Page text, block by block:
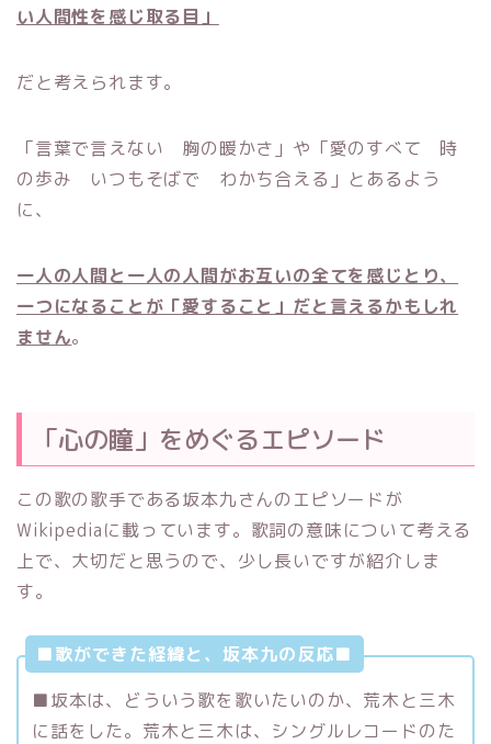
い人間性を感じ取る目」
だと考えられます。
「言葉で言えない 胸の暖かさ」や「愛のすべて 時
の歩み いつもそばで わかち合える」とあるよう
に、
一人の人間と一人の人間がお互いの全てを感じとり、
一つになることが「愛すること」だと言えるかもしれ
ません。
「心の瞳」をめぐるエピソード
この歌の歌手である坂本九さんのエピソードが
Wikipediaに載っています。歌詞の意味について考える
上で、大切だと思うので、少し長いですが紹介しま
す。
■歌ができた経緯と、坂本九の反応■
■坂本は、どういう歌を歌いたいのか、荒木と三木
に話をした。荒木と三木は、シングルレコードのた